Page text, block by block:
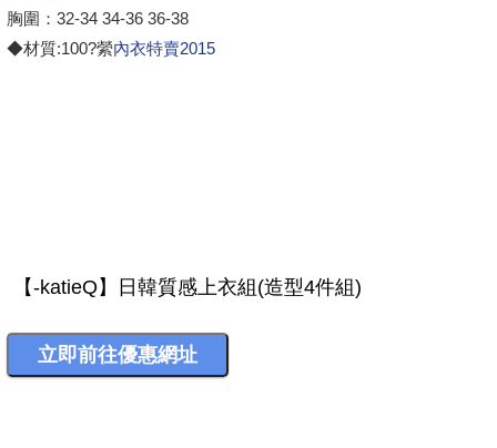
胸圍：32-34 34-36 36-38
◆材質:100?縈內衣特賣2015